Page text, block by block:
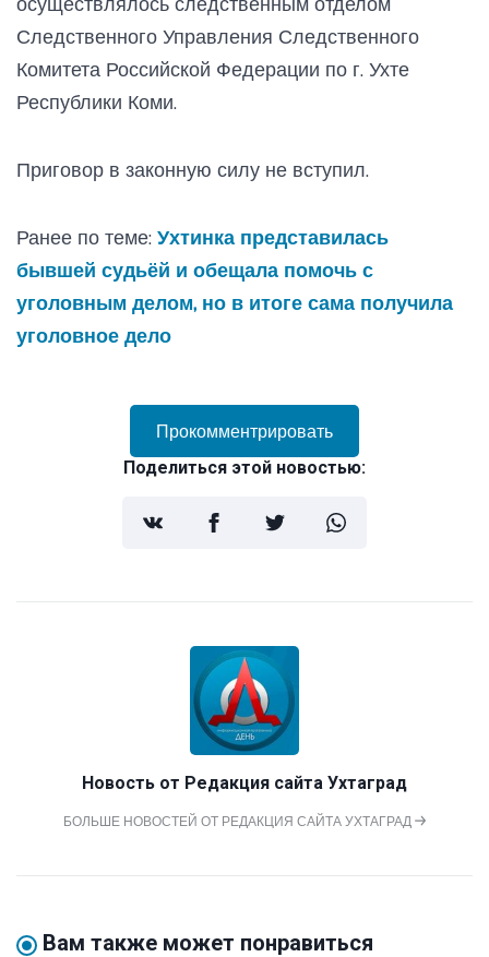
Следственного Управления Следственного
Комитета Российской Федерации по г. Ухте
Республики Коми.
Приговор в законную силу не вступил.
Ранее по теме: Ухтинка представилась
бывшей судьёй и обещала помочь с
уголовным делом, но в итоге сама получила
уголовное дело
Прокомментрировать
Поделиться этой новостью:
Новость от Редакция сайта Ухтаград
БОЛЬШЕ НОВОСТЕЙ ОТ РЕДАКЦИЯ САЙТА УХТАГРАД
Вам также может понравиться